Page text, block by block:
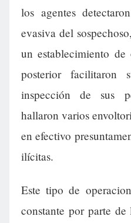
los agentes
evasiva del
un establecimiento
posterior
inspección de sus
hallaron varios
en efectivo
ilícitas.
Este tipo de
constante por parte